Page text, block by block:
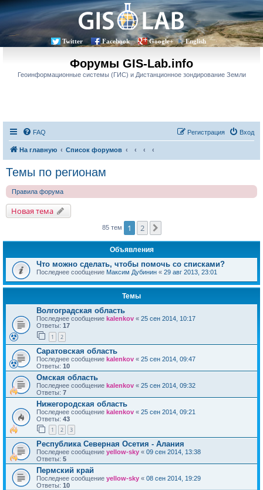
Twitter Facebook Google+ English
Форумы GIS-Lab.info
Геоинформационные системы (ГИС) и Дистанционное зондирование Земли
FAQ Вход
Регистрация
На главную Список форумов
Темы по регионам
Правила форума
Новая тема
85 тем 1 2
Объявления
Что можно сделать, чтобы помочь со списками?
Последнее сообщение Максим Дубинин « 29 авг 2013, 23:01
Темы
Волгоградская область
Последнее сообщение kalenkov « 25 сен 2014, 10:17
Ответы: 17
1 2
Саратовская область
Последнее сообщение kalenkov « 25 сен 2014, 09:47
Ответы: 10
Омская область
Последнее сообщение kalenkov « 25 сен 2014, 09:32
Ответы: 7
Нижегородская область
Последнее сообщение kalenkov « 25 сен 2014, 09:21
Ответы: 43
1 2 3
Республика Северная Осетия - Алания
Последнее сообщение yellow-sky « 09 сен 2014, 13:38
Ответы: 5
Пермский край
Последнее сообщение yellow-sky « 08 сен 2014, 19:29
Ответы: 10